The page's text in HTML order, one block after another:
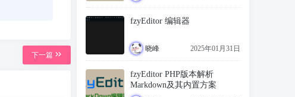
下一篇
fzyEditor 编辑器
晓峰 2025年01月31日
fzyEditor PHP版本解析
Markdown及其内置方案